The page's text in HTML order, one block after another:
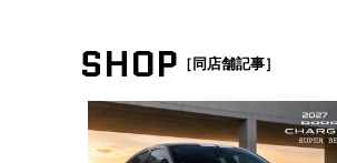
SHOP ［同店舗記事］